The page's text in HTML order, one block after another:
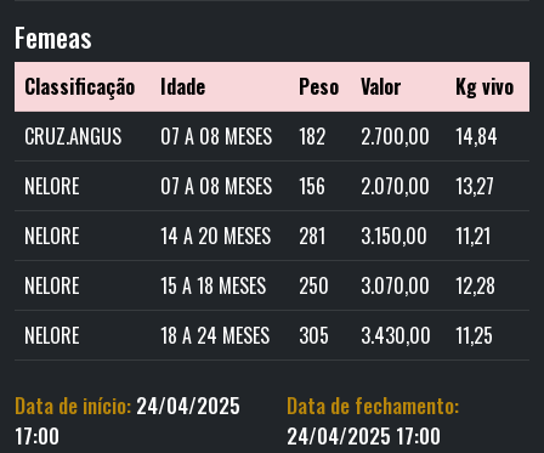
Femeas
Classificação Idade Peso Valor
Kg vivo
CRUZ.ANGUS
07 A 08 MESES 182 2.700,00
14,84
NELORE
07 A 08 MESES 156 2.070,00
13,27
NELORE
14 A 20 MESES 281 3.150,00
11,21
NELORE
15 A 18 MESES 250 3.070,00
12,28
NELORE
18 A 24 MESES 305 3.430,00 11,25
Data de início: 24/04/2025
17:00
Data de fechamento:
24/04/2025 17:00